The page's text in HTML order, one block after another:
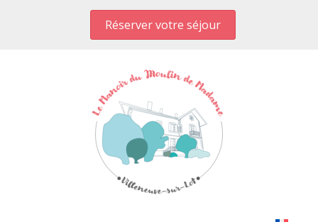
Réserver votre séjour